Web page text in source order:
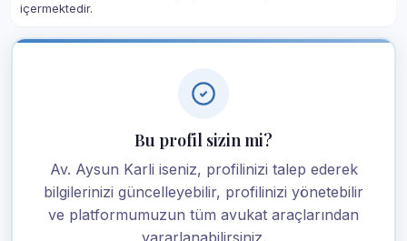
içermektedir.
Bu profil sizin mi?
Av. Aysun Karli iseniz, profilinizi talep ederek
bilgilerinizi güncelleyebilir, profilinizi yönetebilir
ve platformumuzun tüm avukat araçlarından
yararlanabilirsiniz.